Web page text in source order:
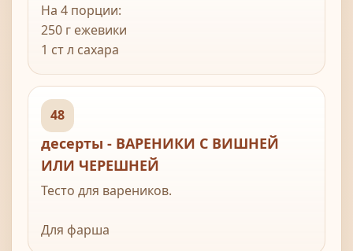
На 4 порции:
250 г ежевики
1 ст л сахара
1 стручок ванили
140 мл сливок
48
десерты - ВАРЕНИКИ С ВИШНЕЙ
ИЛИ ЧЕРЕШНЕЙ
Тесто для вареников.
Для фарша